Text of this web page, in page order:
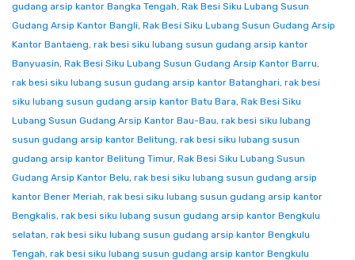
gudang arsip kantor Bangka Tengah, Rak Besi Siku Lubang Susun
Gudang Arsip Kantor Bangli, Rak Besi Siku Lubang Susun Gudang Arsip
Kantor Bantaeng, rak besi siku lubang susun gudang arsip kantor
Banyuasin, Rak Besi Siku Lubang Susun Gudang Arsip Kantor Barru,
rak besi siku lubang susun gudang arsip kantor Batanghari, rak besi
siku lubang susun gudang arsip kantor Batu Bara, Rak Besi Siku
Lubang Susun Gudang Arsip Kantor Bau-Bau, rak besi siku lubang
susun gudang arsip kantor Belitung, rak besi siku lubang susun
gudang arsip kantor Belitung Timur, Rak Besi Siku Lubang Susun
Gudang Arsip Kantor Belu, rak besi siku lubang susun gudang arsip
kantor Bener Meriah, rak besi siku lubang susun gudang arsip kantor
Bengkalis, rak besi siku lubang susun gudang arsip kantor Bengkulu
selatan, rak besi siku lubang susun gudang arsip kantor Bengkulu
Tengah, rak besi siku lubang susun gudang arsip kantor Bengkulu